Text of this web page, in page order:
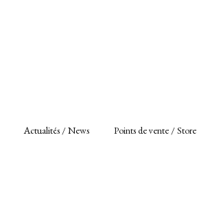
Actualités / News Points de vente / Store